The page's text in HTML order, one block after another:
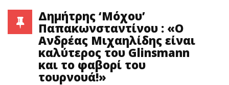
Δημήτρης ‘Μόχου’
Παπακωνσταντίνου : «O
Ανδρέας Μιχαηλίδης είναι
καλύτερος του Glinsmann
και το φαβορί του
τουρνουά!»